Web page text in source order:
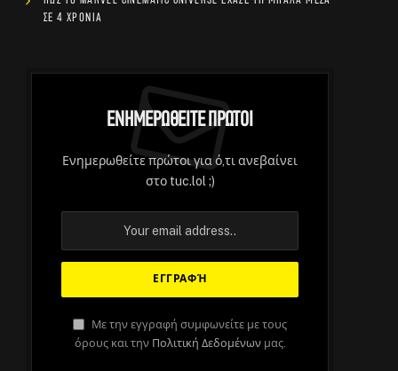
σε 4 χρόνια
Ενημερωθείτε Πρώτοι
Ενημερωθείτε πρώτοι για ό,τι ανεβαίνει
στο tuc.lol ;)
Με την εγγραφή συμφωνείτε με τους
όρους και την Πολιτική Δεδομένωνμας.